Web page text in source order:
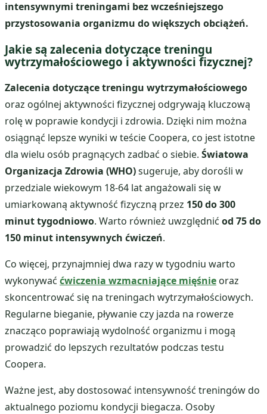
intensywnymi treningami bez wcześniejszego
przystosowania organizmu do większych obciążeń.
Jakie są zalecenia dotyczące treningu
wytrzymałościowego i aktywności fizycznej?
Zalecenia dotyczące treningu wytrzymałościowego
oraz ogólnej aktywności fizycznej odgrywają kluczową
rolę w poprawie kondycji i zdrowia. Dzięki nim można
osiągnąć lepsze wyniki w teście Coopera, co jest istotne
dla wielu osób pragnących zadbać o siebie. Światowa
Organizacja Zdrowia (WHO)sugeruje, aby dorośli w
przedziale wiekowym 18-64 lat angażowali się w
umiarkowaną aktywność fizyczną przez 150 do 300
minut tygodniowo. Warto również uwzględnić od 75 do
150 minut intensywnych ćwiczeń.
Co więcej, przynajmniej dwa razy w tygodniu warto
wykonywać ćwiczenia wzmacniające mięśnie oraz
skoncentrować się na treningach wytrzymałościowych.
Regularne bieganie, pływanie czy jazda na rowerze
znacząco poprawiają wydolność organizmu i mogą
prowadzić do lepszych rezultatów podczas testu
Coopera.
Ważne jest, aby dostosować intensywność treningów do
aktualnego poziomu kondycji biegacza. Osoby